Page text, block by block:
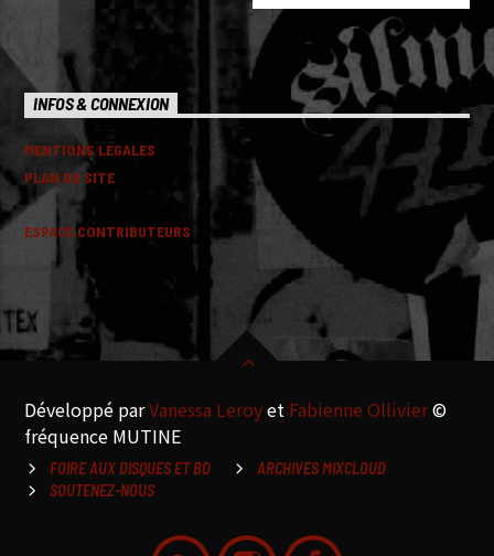
INFOS & CONNEXION
MENTIONS LEGALES
PLAN DU SITE
ESPACE CONTRIBUTEURS
Développé parVanessa Leroyet Fabienne Ollivier©
fréquence MUTINE
FOIRE AUX DISQUES ET BD
ARCHIVES MIXCLOUD
SOUTENEZ-NOUS